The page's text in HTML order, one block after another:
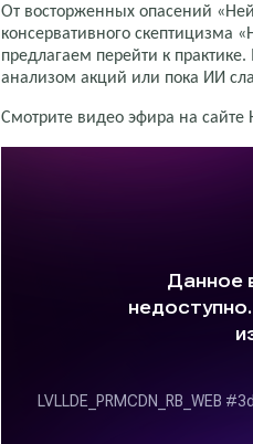
От восторженных опасений
консервативного скептицизма
предлагаем перейти к
анализом акций или пока ИИ
Смотрите видео эфира на